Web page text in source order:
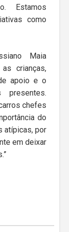
Estamos
como
Maia
crianças,
apoio e o
chefes
do
atípicas, por
em deixar